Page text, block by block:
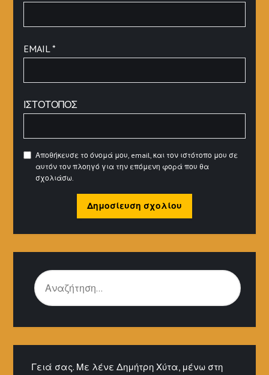
EMAIL *
ΙΣΤΌΤΟΠΟΣ
Αποθήκευσε το όνομά μου, email, και τον ιστότοπο μου σε
αυτόν τον πλοηγό για την επόμενη φορά που θα
σχολιάσω.
ΑΝΑΖΉΤΗΣΗ
ΓΙΑ:
Γειά σας. Με λένε Δημήτρη Χύτα, μένω στη